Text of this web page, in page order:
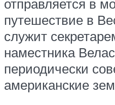
отправляется в
путешествие в
служит
наместника
периодически
американские